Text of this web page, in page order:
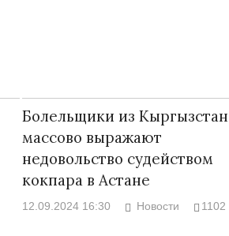
Болельщики из
массово выражают
недовольство судейством
кокпара в Астане
12.09.2024 16:30 Новости 1102